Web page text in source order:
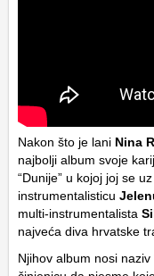
Nakon što je lani Nina
najbolji album svoje
“Dunije” u kojoj joj se
instrumentalisticu
multi-instrumentalista
najveća diva hrvatske
Njihov album nosi